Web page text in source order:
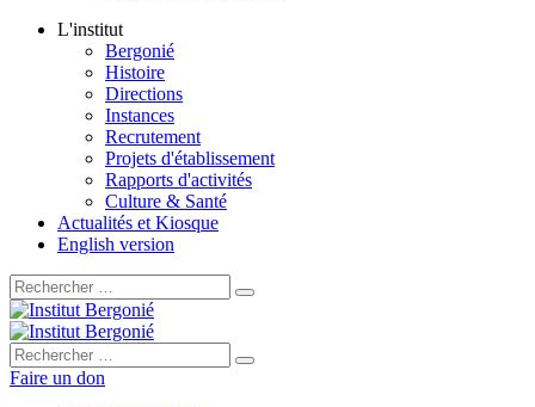
L'institut
Bergonié
Histoire
Directions
Instances
Recrutement
Projets d'établissement
Rapports d'activités
Culture & Santé
Actualités et Kiosque
English version
Rechercher :
Rechercher :
Faire un don